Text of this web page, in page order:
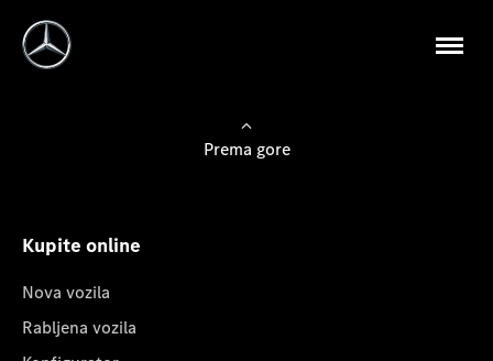
Prema gore
Kupite online
Nova vozila
Rabljena vozila